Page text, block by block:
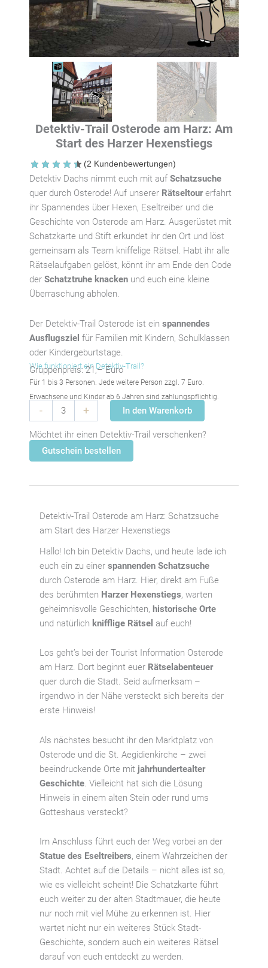
Detektiv-Trail Osterode am Harz: Am
Start des Harzer Hexenstiegs
(2 Kundenbewertungen)
Detektiv Dachs nimmt euch mit auf Schatzsuche
quer durch Osterode! Auf unserer Rätseltourerfahrt
ihr Spannendes über Hexen, Eseltreiber und die
Geschichte von Osterode am Harz. Ausgerüstet mit
Schatzkarte und Stift erkundet ihr den Ort und löst
gemeinsam als Team kniffelige Rätsel. Habt ihr alle
Rätselaufgaben gelöst, könnt ihr am Ende den Code
der Schatztruhe knacken und euch eine kleine
Überraschung abholen.
Der Detektiv-Trail Osterode ist ein spannendes
Ausflugsziel für Familien mit Kindern, Schulklassen
oder Kindergeburtstage.
Wie funktioniert ein Detektiv-Trail?
Gruppenpreis: 21,– Euro
Für 1 bis 3 Personen. Jede weitere Person zzgl. 7 Euro.
Erwachsene und Kinder ab 6 Jahren sind zahlungspflichtig.
-
Detektiv-
Trail
Osterode
Harz:
Harzer
Hexenstiegs
Menge
+ In den Warenkorb
Möchtet ihr einen Detektiv-Trail verschenken?
Gutschein bestellen
Detektiv-Trail Osterode am Harz: Schatzsuche
am Start des Harzer Hexenstiegs
Hallo! Ich bin Detektiv Dachs, und heute lade ich
euch ein zu einer spannenden Schatzsuche
durch Osterode am Harz. Hier, direkt am Fuße
des berühmten Harzer Hexenstiegs, warten
geheimnisvolle Geschichten, historische Orte
und natürlich knifflige Rätsel auf euch!
Los geht’s bei der Tourist Information Osterode
am Harz. Dort beginnt euer Rätselabenteuer
quer durch die Stadt. Seid aufmerksam –
irgendwo in der Nähe versteckt sich bereits der
erste Hinweis!
Als nächstes besucht ihr den Marktplatz von
Osterode und die St. Aegidienkirche – zwei
beeindruckende Orte mit jahrhundertealter
Geschichte. Vielleicht hat sich die Lösung
Hinweis in einem alten Stein oder rund ums
Gotteshaus versteckt?
Im Anschluss führt euch der Weg vorbei an der
Statue des Eseltreibers, einem Wahrzeichen der
Stadt. Achtet auf die Details – nicht alles ist so,
wie es vielleicht scheint! Die Schatzkarte führt
euch weiter zu der alten Stadtmauer, die heute
nur noch mit viel Mühe zu erkennen ist. Hier
wartet nicht nur ein weiteres Stück Stadt-
Geschichte, sondern auch ein weiteres Rätsel
darauf von euch entdeckt zu werden.